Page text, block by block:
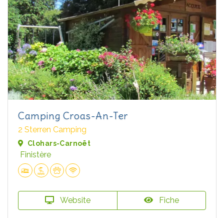
Camping Croas-An-Ter
2 Sterren Camping
Clohars-Carnoët
Finistère
Website Fiche